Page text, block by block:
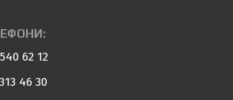
62 12
46 30